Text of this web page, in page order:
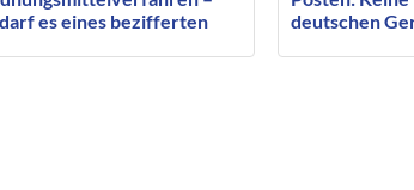
es eines bezifferten
deutschen